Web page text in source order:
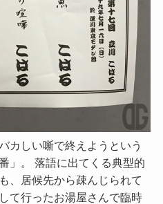
カしい噺で終えようという
」。 落語に出てくる典型的
、居候先から疎んじられて
て行ったお湯屋さんで臨時